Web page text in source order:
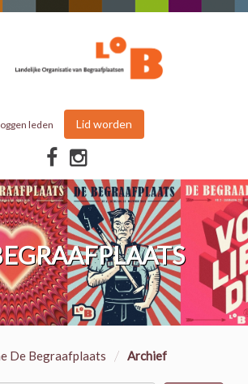
leden Lid worden
De Begraafplaats / Archief